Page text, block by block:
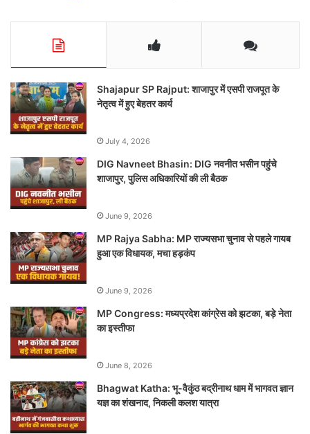
Shajapur SP Rajput: शाजापुर में एसपी राजपूत के
नेतृत्व में हुए बेहतर कार्य
July 4, 2026
DIG Navneet Bhasin: DIG नवनीत भसीन पहुंचे
शाजापुर, पुलिस अधिकारियों की ली बैठक
June 9, 2026
MP Rajya Sabha: MP राज्यसभा चुनाव से पहले गायब
हुआ एक विधायक, मचा हड़कंप
June 9, 2026
MP Congress: मध्यप्रदेश कांग्रेस को झटका, बड़े नेता
का इस्तीफा
June 8, 2026
Bhagwat Katha: भू-वैकुंठ बद्रीनाथ धाम में भागवत ज्ञान
यज्ञ का शंखनाद, निकली कलश यात्रा